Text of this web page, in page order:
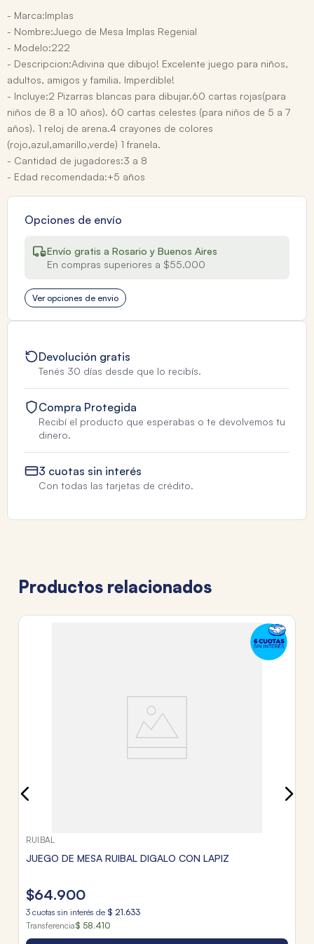
- Marca:Implas
- Nombre:Juego de Mesa Implas Regenial
- Modelo:222
- Descripcion:Adivina que dibujo! Excelente juego para niños,
adultos, amigos y familia. Imperdible!
- Incluye:2 Pizarras blancas para dibujar.60 cartas rojas(para
niños de 8 a 10 años). 60 cartas celestes (para niños de 5 a 7
años). 1 reloj de arena.4 crayones de colores
(rojo,azul,amarillo,verde) 1 franela.
- Cantidad de jugadores:3 a 8
- Edad recomendada:+5 años
Opciones de envío
Envío gratis a Rosario y Buenos Aires
En compras superiores a $55.000
Ver opciones de envio
Devolución gratis
Tenés 30 días desde que lo recibís.
Compra Protegida
Recibí el producto que esperabas o te devolvemos tu
dinero.
3 cuotas sin interés
Con todas las tarjetas de crédito.
Productos relacionados
RUIBAL
JUEGO DE MESA RUIBAL DIGALO CON LAPIZ
$64.900
3 cuotas sin interés de $ 21.633
Transferencia$ 58.410